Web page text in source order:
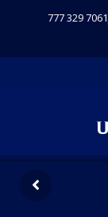
777 329 7061